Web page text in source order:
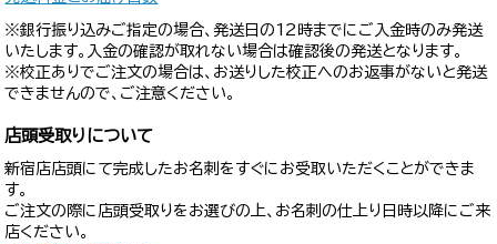
※銀行振り込みご指定の場合、発送日の12時までにご入金時のみ発送
いたします。入金の確認が取れない場合は確認後の発送となります。
※校正ありでご注文の場合は、お送りした校正へのお返事がないと発送
できませんので、ご注意ください。
店頭受取りについて
新宿店店頭にて完成したお名刺をすぐにお受取いただくことができま
す。
ご注文の際に店頭受取りをお選びの上、お名刺の仕上り日時以降にご来
店ください。